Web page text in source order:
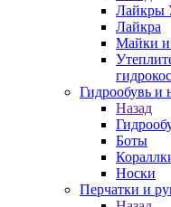
Лайкры
Лайкра
Майки
Гидрообувь и
Назад
Боты
Носки
Перчатки и